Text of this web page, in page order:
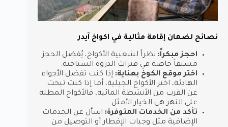
نصائح لضمان إقامة مثالية في اكواخ آيدر
احجز مبكراً: نظراً لشعبية الأكواخ، يُفضل الحجز
مسبقاً خاصة في فترات الذروة السياحية.
اختر موقع الكوخ بعناية: إذا كنت تفضل الأجواء
الهادئة، اختر الأكواخ الجبلية، أما إذا كنت تبحث
عن القرب من الأنشطة المائية، فالأكواخ المطلة
على النهر هي الخيار الأمثل.
تأكد من الخدمات المتوفرة: اسأل عن الخدمات
الإضافية مثل وجبات الإفطار أو التوصيل من